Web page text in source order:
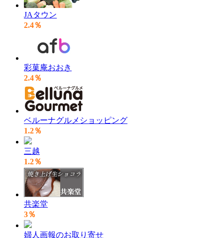
JAタウン
2.4％
彩菓庵おおき
2.4％
ベルーナグルメショッピング
1.2％
三越
1.2％
共楽堂
3％
婦人画報のお取り寄せ